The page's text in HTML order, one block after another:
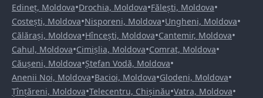
Edineț, Moldova•Drochia, Moldova•Fălești, Moldova•
Costești, Moldova•Nisporeni, Moldova•Ungheni, Moldova•
Călărași, Moldova•Hîncești, Moldova•Cantemir, Moldova•
Cahul, Moldova•Cimișlia, Moldova•Comrat, Moldova•
Căușeni, Moldova•Ștefan Vodă, Moldova•
Anenii Noi, Moldova•Bacioi, Moldova•Glodeni, Moldova•
Țînțăreni, Moldova•Telecentru, Chișinău•Vatra, Moldova•